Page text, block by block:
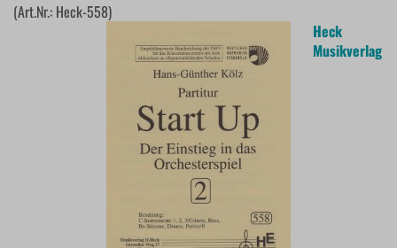
(Art.Nr.: Heck-558)
Heck
Musikverlag